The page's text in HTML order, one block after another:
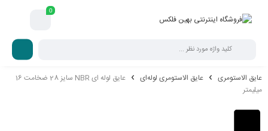
0
عایق الاستومری عایق الاستومری لوله‌ای
عایق لوله ای NBR سایز 28 ضخامت 16
میلیمتر